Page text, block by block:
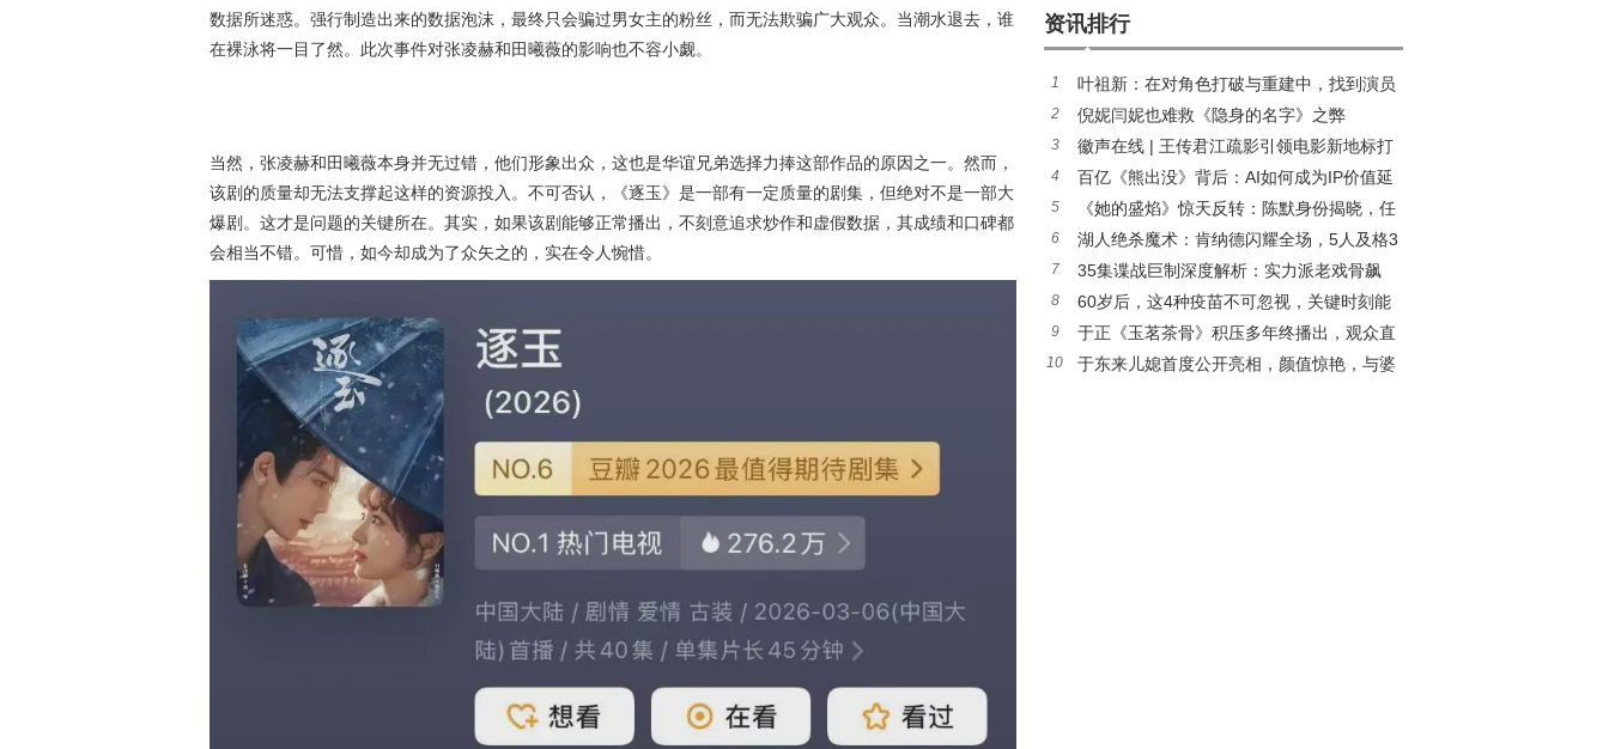
数据所迷惑。强行制造出来的数据泡沫，最终只会骗过男女主的粉丝，而无法欺骗广大观众。当潮水退去，谁
在裸泳将一目了然。此次事件对张凌赫和田曦薇的影响也不容小觑。
当然，张凌赫和田曦薇本身并无过错，他们形象出众，这也是华谊兄弟选择力捧这部作品的原因之一。然而，
该剧的质量却无法支撑起这样的资源投入。不可否认，《逐玉》是一部有一定质量的剧集，但绝对不是一部大
爆剧。这才是问题的关键所在。其实，如果该剧能够正常播出，不刻意追求炒作和虚假数据，其成绩和口碑都
会相当不错。可惜，如今却成为了众矢之的，实在令人惋惜。
资讯排行
1
叶祖新：在对角色打破与重建中，找到演员
的质感丨对话
2 倪妮闫妮也难救《隐身的名字》之弊
3
徽声在线 | 王传君江疏影引领电影新地标打
卡热潮
4
百亿《熊出没》背后：AI如何成为IP价值延
伸的“放大器”?
5
《她的盛焰》惊天反转：陈默身份揭晓，任
静投靠饶雨瓷竟藏十年布局
6
湖人绝杀魔术：肯纳德闪耀全场，5人及格3
人低迷
7
35集谍战巨制深度解析：实力派老戏骨飙
戏，这部剧让人直呼过瘾
8
60岁后，这4种疫苗不可忽视，关键时刻能
救命！
9
于正《玉茗茶骨》积压多年终播出，观众直
呼：真没必要！
10
于东来儿媳首度公开亮相，颜值惊艳，与婆